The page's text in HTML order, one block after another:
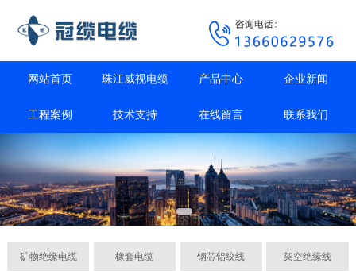
网站首页 珠江威视电缆 产品中心 企业新闻
工程案例 技术支持 在线留言 联系我们
矿物绝缘电缆 橡套电缆 钢芯铝绞线 架空绝缘线